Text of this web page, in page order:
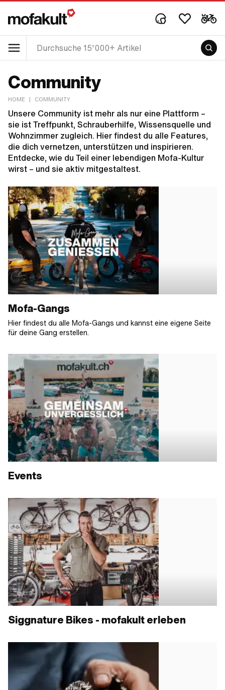
Community
HOME | COMMUNITY
Unsere Community ist mehr als nur eine Plattform –
sie ist Treffpunkt, Schrauberhilfe, Wissensquelle und
Wohnzimmer zugleich. Hier findest du alle Features,
die dich vernetzen, unterstützen und inspirieren.
Entdecke, wie du Teil einer lebendigen Mofa-Kultur
wirst – und sie aktiv mitgestaltest.
Mofa-Gangs
Hier findest du alle Mofa-Gangs und kannst eine eigene Seite
für deine Gang erstellen.
Events
Siggnature Bikes - mofakult erleben